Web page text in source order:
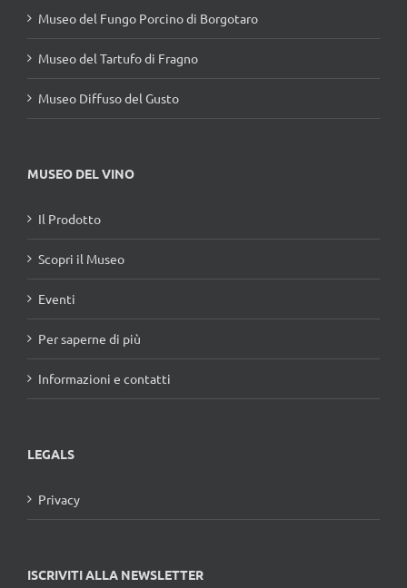
Museo del Fungo Porcino di Borgotaro
Museo del Tartufo di Fragno
Museo Diffuso del Gusto
MUSEO DEL VINO
Il Prodotto
Scopri il Museo
Eventi
Per saperne di più
Informazioni e contatti
LEGALS
Privacy
ISCRIVITI ALLA NEWSLETTER